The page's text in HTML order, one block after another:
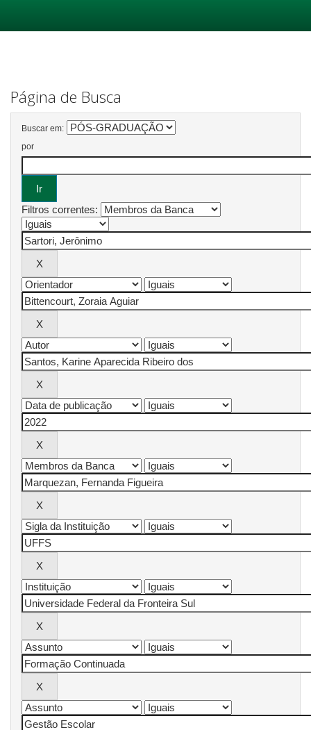
Página de Busca
Buscar em:
por
Filtros correntes: